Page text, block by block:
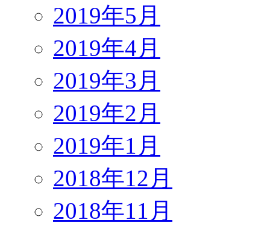
2019年5月
2019年4月
2019年3月
2019年2月
2019年1月
2018年12月
2018年11月